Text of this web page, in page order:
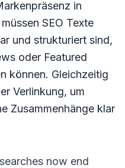
in
SEO Texte
und strukturiert sind,
oder Featured
können. Gleichzeitig
Verlinkung, um
Zusammenhänge klar
now end